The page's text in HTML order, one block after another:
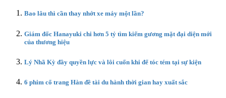
Bao lâu thì cần thay nhớt xe máy một lần?
Giám đốc Hanayuki chi hơn 5 tỷ tìm kiếm gương mặt đại diện mới
của thương hiệu
Lý Nhã Kỳ đầy quyền lực và lôi cuốn khi để tóc tém tại sự kiện
6 phim cổ trang Hàn đề tài du hành thời gian hay xuất sắc